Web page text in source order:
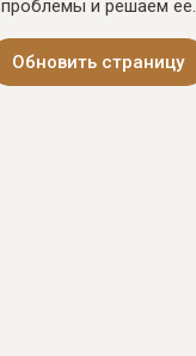
проблемы и решаем её.
Обновить страницу